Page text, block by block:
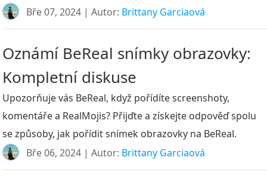
Bře 07, 2024 | Autor: Brittany Garciaová
Oznámí BeReal snímky obrazovky:
Kompletní diskuse
Upozorňuje vás BeReal, když pořídíte screenshoty,
komentáře a RealMojis? Přijďte a získejte odpověď spolu
se způsoby, jak pořídit snímek obrazovky na BeReal.
Bře 06, 2024 | Autor: Brittany Garciaová